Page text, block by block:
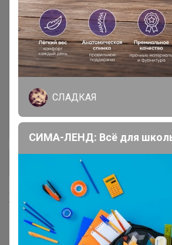
Белье
Брюки
Жакеты
Хиты продаж
СЛАДКАЯ
СИМА-ЛЕНД: Всё для